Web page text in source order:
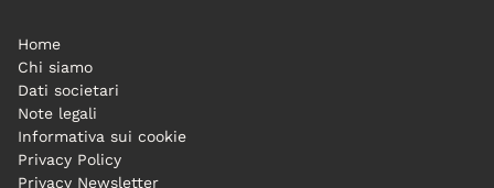
Home
Chi siamo
Dati societari
Note legali
Informativa sui cookie
Privacy Policy
Privacy Newsletter